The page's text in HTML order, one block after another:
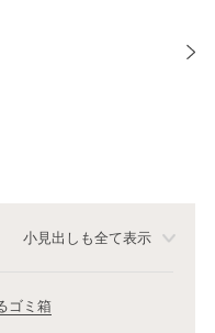
小見出しも全て表示
ゴミ箱